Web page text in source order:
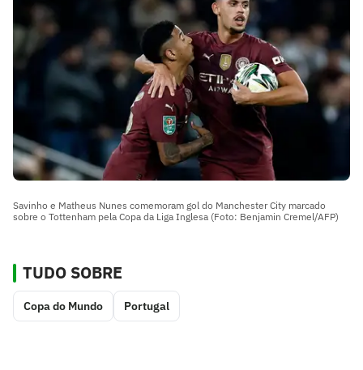
Savinho e Matheus Nunes comemoram gol do Manchester City marcado
sobre o Tottenham pela Copa da Liga Inglesa (Foto: Benjamin Cremel/AFP)
TUDO SOBRE
Copa do Mundo Portugal